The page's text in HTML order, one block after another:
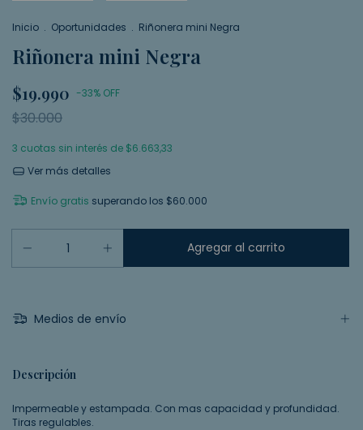
Inicio . Oportunidades . Riñonera mini Negra
Riñonera mini Negra
$19.990 -33% OFF
$30.000
3 cuotas sin interés de $6.663,33
Ver más detalles
Envío gratis superando los $60.000
Medios de envío
Descripción
Impermeable y estampada. Con mas capacidad y profundidad.
Tiras regulables.